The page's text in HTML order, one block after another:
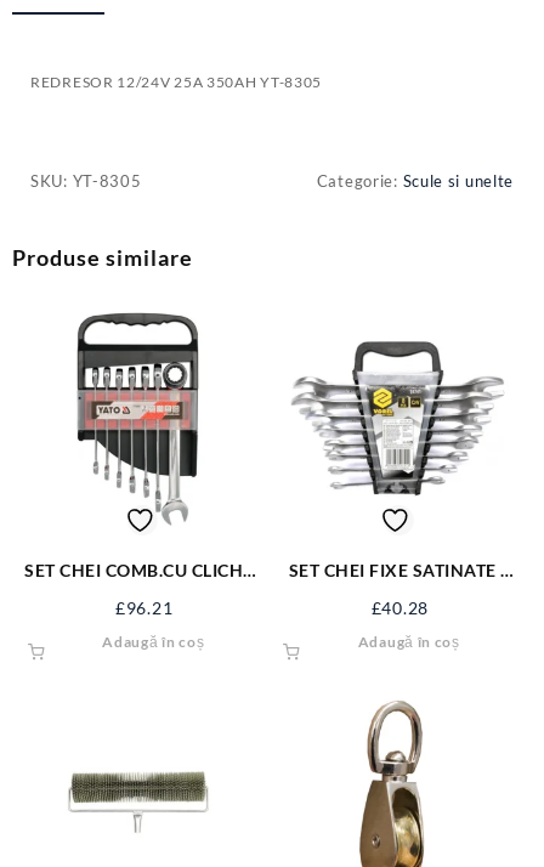
8305
REDRESOR 12/24V 25A 350AH YT-8305
SKU: YT-8305 Categorie: Scule si unelte
Produse similare
SET CHEI COMB.CU CLICHET
£96.21
Adaugă în coș
SET CHEI FIXE SATINATE 8
£40.28
Adaugă în coș